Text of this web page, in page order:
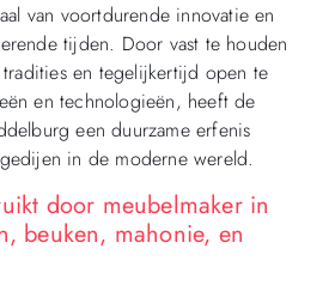
van voortdurende innovatie en
tijden. Door vast te houden
en tegelijkertijd open te
en technologieën, heeft de
een duurzame erfenis
in de moderne wereld.
door meubelmaker in
beuken, mahonie, en